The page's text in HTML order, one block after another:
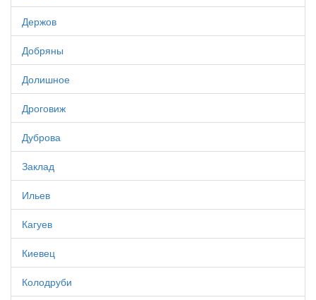
Держов
Добряны
Долишное
Дроговиж
Дуброва
Заклад
Ильев
Кагуев
Киевец
Колодруби